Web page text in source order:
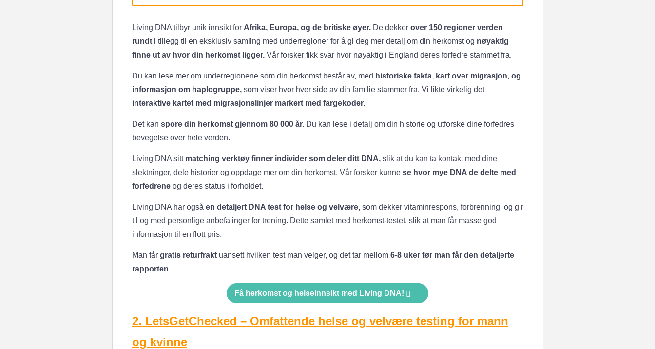
Living DNA tilbyr unik innsikt for Afrika, Europa, og de britiske øyer.De dekker over 150 regioner verden
rundti tillegg til en eksklusiv samling med underregioner for å gi deg mer detalj om din herkomst og nøyaktig
finne ut av hvor din herkomst ligger.Vår forsker fikk svar hvor nøyaktig i England deres forfedre stammet fra.
Du kan lese mer om underregionene som din herkomst består av, med historiske fakta, kart over migrasjon, og
informasjon om haplogruppe,som viser hvor hver side av din familie stammer fra. Vi likte virkelig det
interaktive kartet med migrasjonslinjer markert med fargekoder.
Det kan spore din herkomst gjennom 80 000 år.Du kan lese i detalj om din historie og utforske dine forfedres
bevegelse over hele verden.
Living DNA sittmatching verktøy finner individer som deler ditt DNA,slik at du kan ta kontakt med dine
slektninger, dele historier og oppdage mer om din herkomst. Vår forsker kunne se hvor mye DNA de delte med
forfedreneog deres status i forholdet.
Living DNA har også en detaljert DNA test for helse og velvære,som dekker vitaminrespons, forbrenning, og gir
til og med personlige anbefalinger for trening. Dette samlet med herkomst-testet, slik at man får masse god
informasjon til en flott pris.
Man fårgratis returfraktuansett hvilken test man velger, og det tar mellom6-8 uker før man får den detaljerte
rapporten.
Få herkomst og helseinnsikt med Living DNA!
2. LetsGetChecked – Omfattende helse og velvære testing for mann
og kvinne